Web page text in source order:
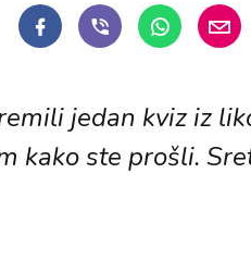
jedan kviz iz
kako ste prošli.